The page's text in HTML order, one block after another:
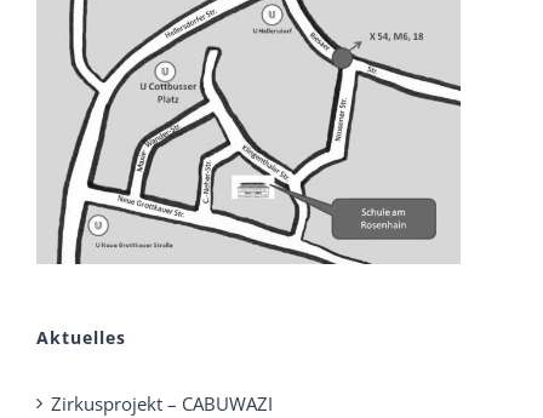
Aktuelles
Zirkusprojekt – CABUWAZI